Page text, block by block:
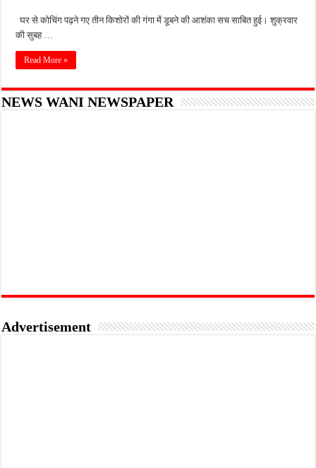
घर से कोचिंग पढ़ने गए तीन किशोरों की गंगा में डूबने की आशंका सच साबित हुई। शुक्रवार
की सुबह …
Read More »
NEWS WANI NEWSPAPER
Advertisement